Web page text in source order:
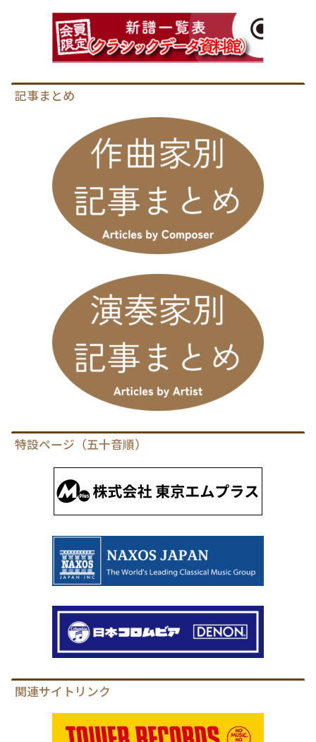
記事まとめ
特設ページ（五十音順）
関連サイトリンク